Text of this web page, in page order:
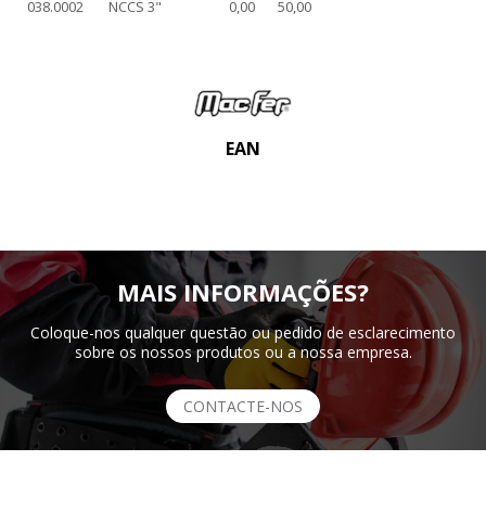
038.0002 NCCS 3" 0,00 50,00
EAN
MAIS INFORMAÇÕES?
Coloque-nos qualquer questão ou pedido de esclarecimento
sobre os nossos produtos ou a nossa empresa.
CONTACTE-NOS